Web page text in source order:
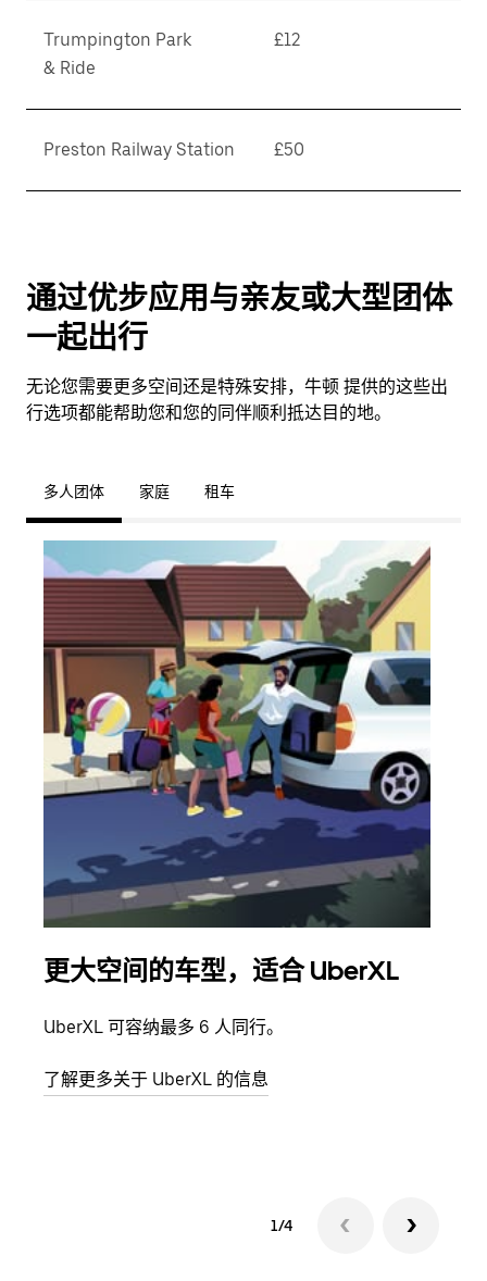
Trumpington Park
& Ride
£12
Preston Railway Station £50
通过优步应用与亲友或大型团体
一起出行
无论您需要更多空间还是特殊安排，牛顿 提供的这些出
行选项都能帮助您和您的同伴顺利抵达目的地。
多人团体 家庭 租车
更大空间的车型，适合 UberXL
UberXL 可容纳最多 6 人同行。
了解更多关于 UberXL 的信息
1/4